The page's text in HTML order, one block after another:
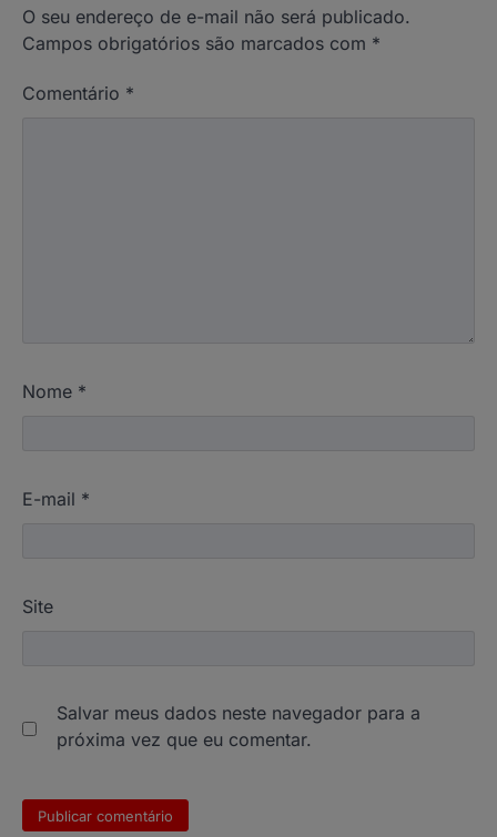
O seu endereço de e-mail não será publicado.
Campos obrigatórios são marcados com *
Comentário *
Nome *
E-mail *
Site
Salvar meus dados neste navegador para a
próxima vez que eu comentar.